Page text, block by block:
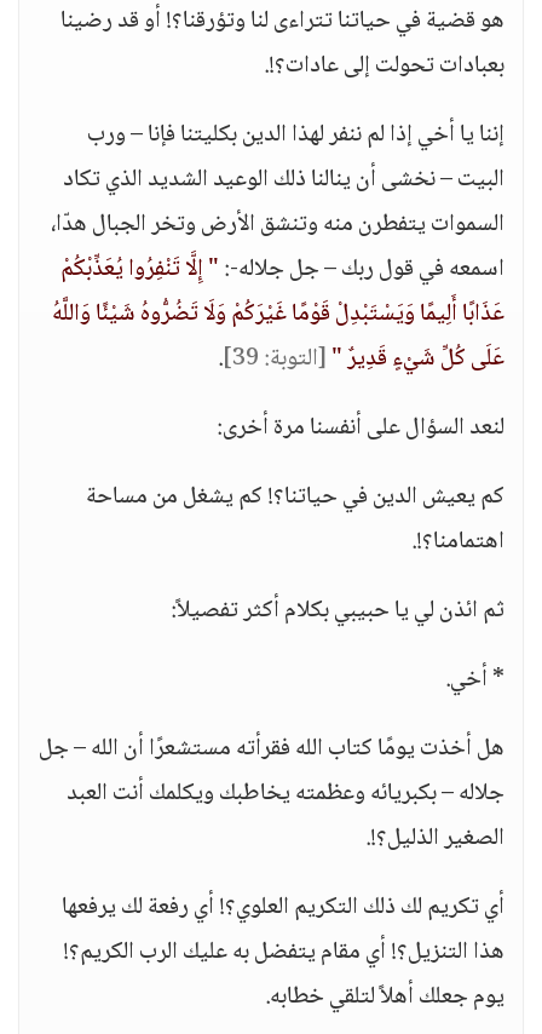
هو قضية في حياتنا تتراءى لنا وتؤرقنا؟! أو قد رضينا
بعبادات تحولت إلى عادات؟!.
إننا يا أخي إذا لم ننفر لهذا الدين بكليتنا فإنا – ورب
البيت – نخشى أن ينالنا ذلك الوعيد الشديد الذي تكاد
السموات يتفطرن منه وتنشق الأرض وتخر الجبال هدّا،
اسمعه في قول ربك – جل جلاله-:" إِلَّا تَنْفِرُوا يُعَذِّبْكُمْ
عَذَابًا أَلِيمًا وَيَسْتَبْدِلْ قَوْمًا غَيْرَكُمْ وَلَا تَضُرُّوهُ شَيْئًا وَاللَّهُ
عَلَى كُلِّ شَيْءٍ قَدِيرٌ "[التوبة: 39]
.
لنعد السؤال على أنفسنا مرة أخرى:
كم يعيش الدين في حياتنا؟! كم يشغل من مساحة
اهتمامنا؟!.
ثم ائذن لي يا حبيبي بكلام أكثر تفصيلاً:
* أخي.
هل أخذت يومًا كتاب الله فقرأته مستشعرًا أن الله – جل
جلاله – بكبريائه وعظمته يخاطبك ويكلمك أنت العبد
الصغير الذليل؟!.
أي تكريم لك ذلك التكريم العلوي؟! أي رفعة لك يرفعها
هذا التنزيل؟! أي مقام يتفضل به عليك الرب الكريم؟!
يوم جعلك أهلاً لتلقي خطابه.